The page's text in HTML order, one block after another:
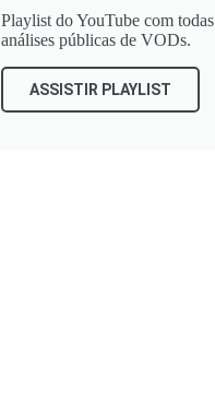
Playlist do YouTube com todas
análises públicas de VODs.
ASSISTIR PLAYLIST